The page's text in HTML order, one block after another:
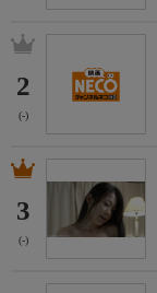
2
(-)
3
(-)